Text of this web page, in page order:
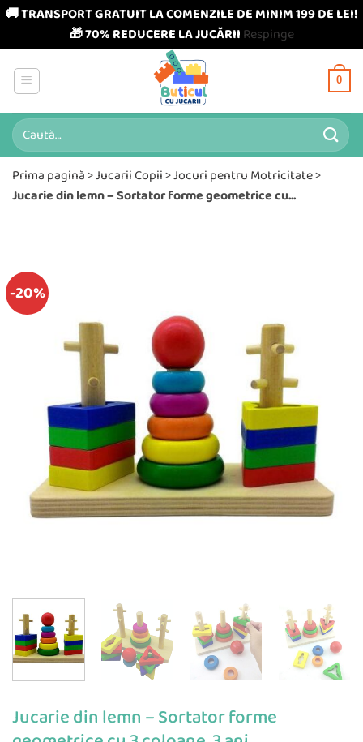
🚚 TRANSPORT GRATUIT LA COMENZILE DE MINIM 199 DE LEI!
🎁 70% REDUCERE LA JUCĂRII Respinge
content
0
Caută
după:
Prima pagină>Jucarii Copii>Jocuri pentru Motricitate>
Jucarie din lemn – Sortator forme geometrice cu...
-20%
Jucarie din lemn – Sortator forme